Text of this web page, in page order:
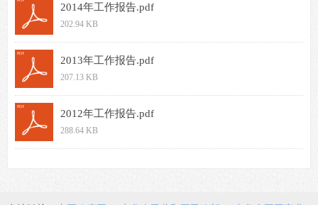
2014年工作报告.pdf
202.94 KB
2013年工作报告.pdf
207.13 KB
2012年工作报告.pdf
288.64 KB